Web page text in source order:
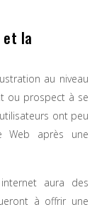
et la
au niveau
ou prospect à se
ont peu
Web après une
aura des
à offrir une